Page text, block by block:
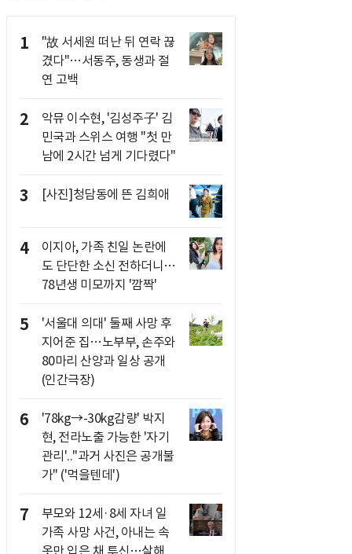
1
"故 서세원 떠난 뒤 연락 끊
겼다"…서동주, 동생과 절
연 고백
2
악뮤 이수현, '김성주子' 김
민국과 스위스 여행 "첫 만
남에 2시간 넘게 기다렸다"
3 [사진]청담동에 뜬 김희애
4
이지아, 가족 친일 논란에
도 단단한 소신 전하더니…
78년생 미모까지 '깜짝'
5
'서울대 의대' 둘째 사망 후
지어준 집…노부부, 손주와
80마리 산양과 일상 공개
(인간극장)
6
'78kg→-30kg감량' 박지
현, 전라노출 가능한 '자기
관리'.."과거 사진은 공개불
가" ('먹을텐데')
7
부모와 12세·8세 자녀 일
가족 사망 사건, 아내는 속
옷만 입은 채 투신…살해